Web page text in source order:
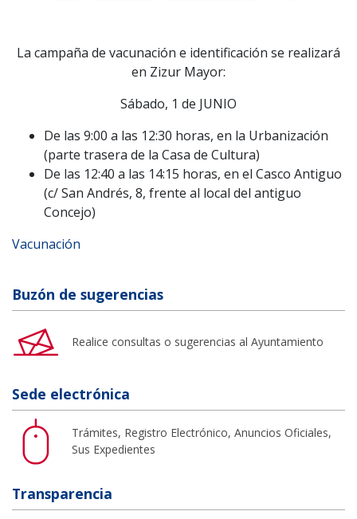
La campaña de vacunación e identificación se realizará
en Zizur Mayor:
Sábado, 1 de JUNIO
De las 9:00 a las 12:30 horas, en la Urbanización
(parte trasera de la Casa de Cultura)
De las 12:40 a las 14:15 horas, en el Casco Antiguo
(c/ San Andrés, 8, frente al local del antiguo
Concejo)
Vacunación
Buzón de sugerencias
Realice consultas o sugerencias al Ayuntamiento
Sede electrónica
Trámites, Registro Electrónico, Anuncios Oficiales,
Sus Expedientes
Transparencia